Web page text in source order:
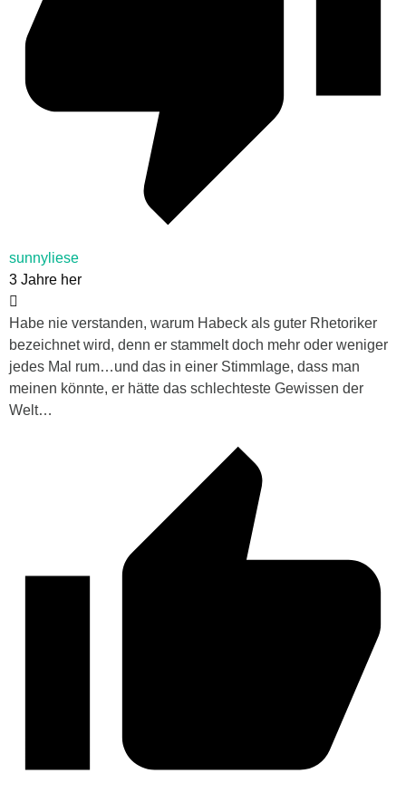
sunnyliese
3 Jahre her
Habe nie verstanden, warum Habeck als guter Rhetoriker
bezeichnet wird, denn er stammelt doch mehr oder weniger
jedes Mal rum…und das in einer Stimmlage, dass man
meinen könnte, er hätte das schlechteste Gewissen der
Welt…